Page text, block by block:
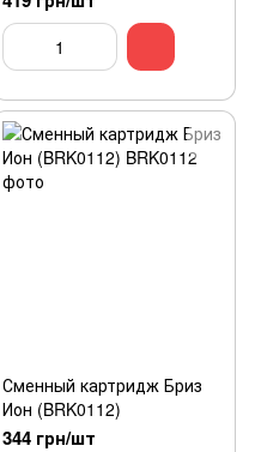
Сменный картридж Бриз
Ион (BRK0112)
344 грн/шт